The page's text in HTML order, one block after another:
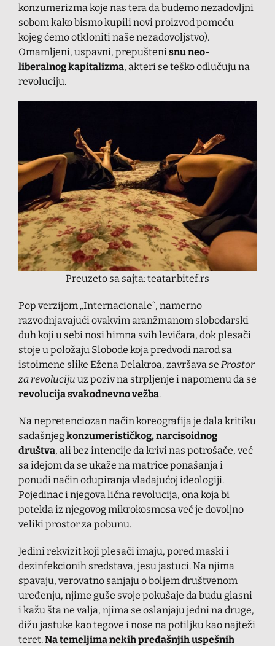
konzumerizma koje nas tera da budemo nezadovljni
sobom kako bismo kupili novi proizvod pomoću
kojeg ćemo otkloniti naše nezadovoljstvo).
Omamljeni, uspavni, prepuštenisnu neo-
liberalnog kapitalizma, akteri se teško odlučuju na
revoluciju.
Preuzeto sa sajta: teatar.bitef.rs
Pop verzijom „Internacionale“, namerno
razvodnjavajući ovakvim aranžmanom slobodarski
duh koji u sebi nosi himna svih levičara, dok plesači
stoje u položaju Slobode koja predvodi narod sa
istoimene slike Ežena Delakroa, završava se Prostor
za revoluciju uz poziv na strpljenje i napomenu da se
revolucija svakodnevno vežba.
Na nepretenciozan način koreografija je dala kritiku
sadašnjegkonzumerističkog, narcisoidnog
društva, ali bez intencije da krivi nas potrošače, već
sa idejom da se ukaže na matrice ponašanja i
ponudi način odupiranja vladajućoj ideologiji.
Pojedinac i njegova lična revolucija, ona koja bi
potekla iz njegovog mikrokosmosa već je dovoljno
veliki prostor za pobunu.
Jedini rekvizit koji plesači imaju, pored maski i
dezinfekcionih sredstava, jesu jastuci. Na njima
spavaju, verovatno sanjaju o boljem društvenom
uređenju, njime guše svoje pokušaje da budu glasni
i kažu šta ne valja, njima se oslanjaju jedni na druge,
dižu jastuke kao tegove i nose na potiljku kao najteži
teret.Na temeljima nekih pređašnjih uspešnih